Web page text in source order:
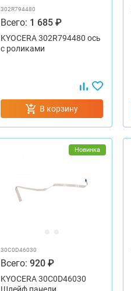
302R794480
Всего: 1 685 ₽
KYOCERA 302R794480 ось
с роликами
В корзину
Новинка
30C0D46030
Всего: 920 ₽
KYOCERA 30C0D46030